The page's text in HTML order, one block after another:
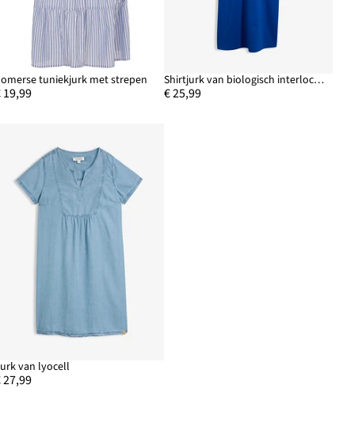
tuniekjurk met strepen
19,99
Shirtjurk van biologisch interlock katoen
€ 25,99
van lyocell
27,99